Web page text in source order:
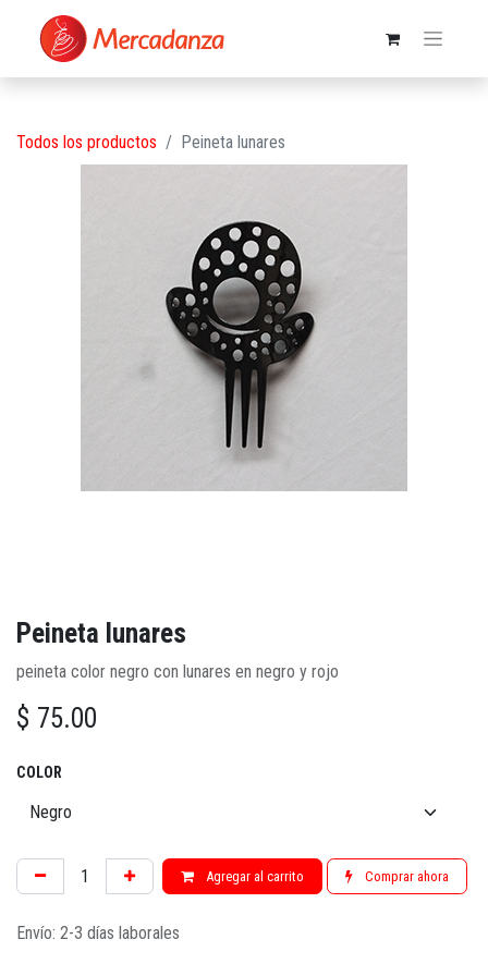
Todos los productos Peineta lunares
Peineta lunares
peineta color negro con lunares en negro y rojo
$ 75.00
COLOR
Agregar al carrito Comprar ahora
Envío: 2-3 días laborales